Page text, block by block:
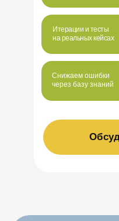
Снижаем ошибки
через базу знаний
Итерации и тесты
на реальных кейсах